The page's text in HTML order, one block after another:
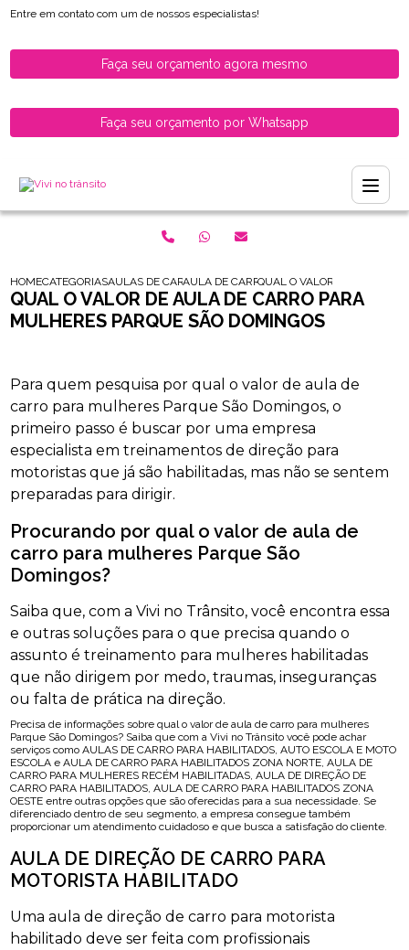
Entre em contato com um de nossos especialistas!
Faça seu orçamento agora mesmo
Faça seu orçamento por Whatsapp
HOMECATEGORIASAULAS DE CARRO PARA HABILITADOS
AULA DE CARRO PARA HABILITADOS
QUAL O VALOR DE AULA DE
QUAL O VALOR DE AULA DE CARRO PARA
MULHERES PARQUE SÃO DOMINGOS
Para quem pesquisa por qual o valor de aula de
carro para mulheres Parque São Domingos, o
primeiro passo é buscar por uma empresa
especialista em treinamentos de direção para
motoristas que já são habilitadas, mas não se sentem
preparadas para dirigir.
Procurando por qual o valor de aula de
carro para mulheres Parque São
Domingos?
Saiba que, com a Vivi no Trânsito, você encontra essa
e outras soluções para o que precisa quando o
assunto é treinamento para mulheres habilitadas
que não dirigem por medo, traumas, inseguranças
ou falta de prática na direção.
Precisa de informações sobre qual o valor de aula de carro para mulheres
Parque São Domingos? Saiba que com a Vivi no Trânsito você pode achar
serviços como AULAS DE CARRO PARA HABILITADOS, AUTO ESCOLA E MOTO
ESCOLA e AULA DE CARRO PARA HABILITADOS ZONA NORTE, AULA DE
CARRO PARA MULHERES RECÉM HABILITADAS, AULA DE DIREÇÃO DE
CARRO PARA HABILITADOS, AULA DE CARRO PARA HABILITADOS ZONA
OESTE entre outras opções que são oferecidas para a sua necessidade. Se
diferenciado dentro de seu segmento, a empresa consegue também
proporcionar um atendimento cuidadoso e que busca a satisfação do cliente.
AULA DE DIREÇÃO DE CARRO PARA
MOTORISTA HABILITADO
Uma aula de direção de carro para motorista
habilitado deve ser feita com profissionais